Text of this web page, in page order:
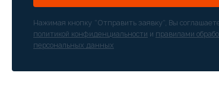
Нажимая кнопку “Отправить заявку”, Вы
политикой конфиденциальности и правилами
персональных данных